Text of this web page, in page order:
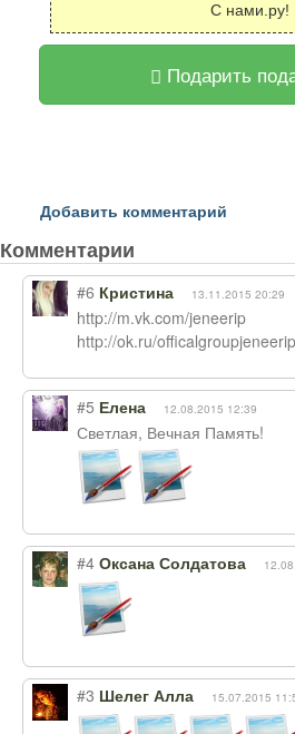
С нами.ру!
Подарить
Добавить комментарий
Комментарии
#6 Кристина 13.11.2015 20:29
http://m.vk.com/jeneerip
http://ok.ru/officalgroupjeneerip
#5 Елена 12.08.2015 12:39
Светлая, Вечная Память!
#4 Оксана Солдатова
#3 Шелег Алла 15.07.2015